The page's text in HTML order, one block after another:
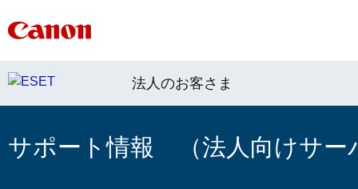
法人のお客さま
サポート情報 （法人向けサー